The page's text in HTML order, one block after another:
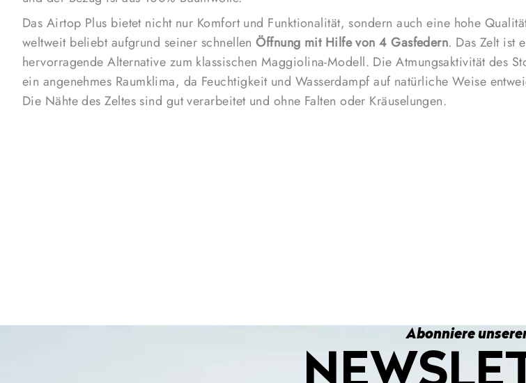
Das Airtop Plus bietet nicht nur Komfort und Funktionalität, sondern auch eine hohe
weltweit beliebt aufgrund seiner schnellenÖffnung mit Hilfe von 4 Gasfedern. Das Zelt ist
hervorragende Alternative zum klassischen Maggiolina-Modell. Die Atmungsaktivität des
ein angenehmes Raumklima, da Feuchtigkeit und Wasserdampf auf natürliche Weise
Die Nähte des Zeltes sind gut verarbeitet und ohne Falten oder Kräuselungen.
Abonniere